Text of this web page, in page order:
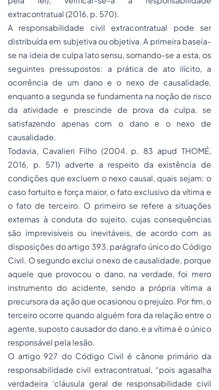
extracontratual (2016, p. 570).
A responsabilidade civil extracontratual pode ser
distribuída em subjetiva ou objetiva. A primeira baseia-
se na ideia de culpa lato sensu, somando-se a esta, os
seguintes pressupostos: a prática de ato ilícito, a
ocorrência de um dano e o nexo de causalidade,
enquanto a segunda se fundamenta na noção de risco
da atividade e prescinde de prova da culpa, se
satisfazendo apenas com o dano e o nexo de
causalidade.
Todavia, Cavalieri Filho (2004, p. 83 apud THOMÉ,
2016, p. 571) adverte a respeito da existência de
condições que excluem o nexo causal, quais sejam: o
caso fortuito e força maior, o fato exclusivo da vítima e
o fato de terceiro. O primeiro se refere a situações
externas à conduta do sujeito, cujas consequências
são imprevisíveis ou inevitáveis, de acordo com as
disposições do artigo 393, parágrafo único do Código
Civil. O segundo exclui o nexo de causalidade, porque
aquele que provocou o dano, na verdade, foi mero
instrumento do acidente, sendo a própria vítima a
precursora da ação que ocasionou o prejuízo. Por fim, o
terceiro ocorre quando alguém fora da relação entre o
agente, suposto causador do dano, e a vítima é o único
responsável pela lesão.
O artigo 927 do Código Civil é cânone primário da
responsabilidade civil extracontratual, “pois agasalha
verdadeira ‘cláusula geral de responsabilidade civil